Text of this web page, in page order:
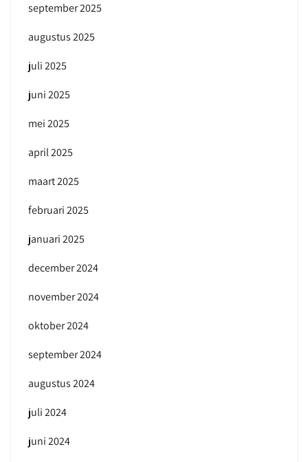
september 2025
augustus 2025
juli 2025
juni 2025
mei 2025
april 2025
maart 2025
februari 2025
januari 2025
december 2024
november 2024
oktober 2024
september 2024
augustus 2024
juli 2024
juni 2024